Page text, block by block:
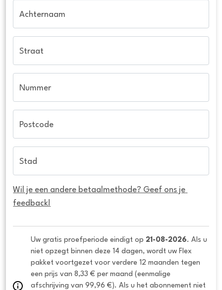
Achternaam
Straat
Nummer
Postcode
Stad
Wil je een andere betaalmethode? Geef ons je
feedback!
Uw gratis proefperiode eindigt op 21-08-2026. Als u
niet opzegt binnen deze 14 dagen, wordt uw Flex
pakket voortgezet voor verdere 12 maanden tegen
een prijs van 8,33 € per maand (eenmalige
afschrijving van 99,96 €). Als u het abonnement niet